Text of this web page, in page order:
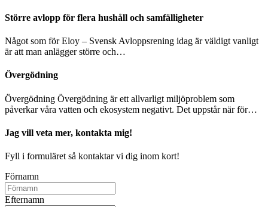
Större avlopp för flera hushåll och samfälligheter
Något som för Eloy – Svensk Avloppsrening idag är väldigt vanligt
är att man anlägger större och…
Övergödning
Övergödning Övergödning är ett allvarligt miljöproblem som
påverkar våra vatten och ekosystem negativt. Det uppstår när för…
Jag vill veta mer, kontakta mig!
Fyll i formuläret så kontaktar vi dig inom kort!
Förnamn
Efternamn